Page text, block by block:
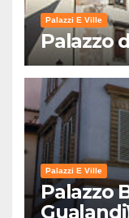
Palazzi E Ville
Palazzo
Palazzi E Ville
Palazzo